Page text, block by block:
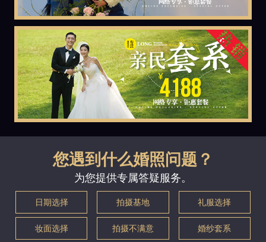
您遇到什么婚照问题？
为您提供专属答疑服务。
日期选择 拍摄基地 礼服选择
妆面选择 拍摄不满意 婚纱套系